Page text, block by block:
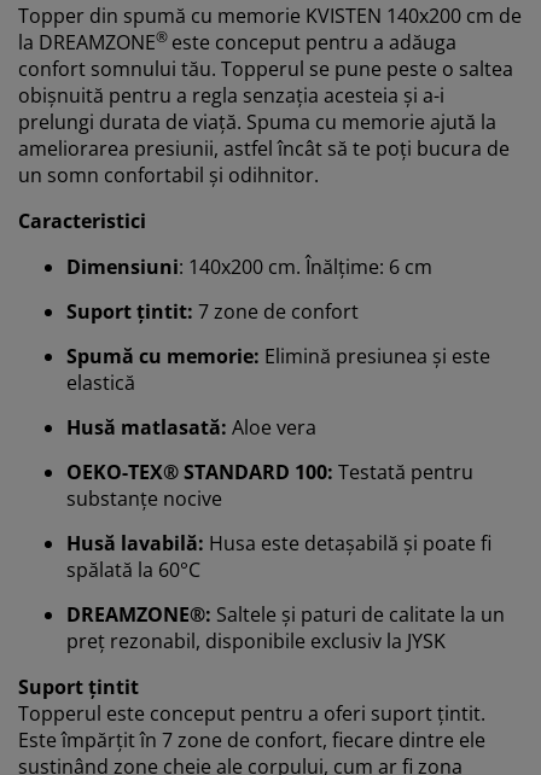
Topper din spumă cu memorie KVISTEN 140x200 cm de
la DREAMZONE® este conceput pentru a adăuga
confort somnului tău. Topperul se pune peste o saltea
obișnuită pentru a regla senzația acesteia și a-i
prelungi durata de viață. Spuma cu memorie ajută la
ameliorarea presiunii, astfel încât să te poți bucura de
un somn confortabil și odihnitor.
Caracteristici
Dimensiuni: 140x200 cm. Înălțime: 6 cm
Suport țintit: 7 zone de confort
Spumă cu memorie: Elimină presiunea și este
elastică
Husă matlasată: Aloe vera
OEKO-TEX® STANDARD 100: Testată pentru
substanțe nocive
Husă lavabilă: Husa este detașabilă și poate fi
spălată la 60°C
DREAMZONE®: Saltele și paturi de calitate la un
preț rezonabil, disponibile exclusiv la JYSK
Suport țintit
Topperul este conceput pentru a oferi suport țintit.
Este împărțit în 7 zone de confort, fiecare dintre ele
susținând zone cheie ale corpului, cum ar fi zona
Vă personalizăm experiența
La JYSK folosim cookie-uri și identificatori mobili pentru
a vă asigura o experiență plăcută atunci când vizitați
site-ul nostru web. Cookie-urile colectează informații
statisticile și setările relevante de marketing.
Când acceptați cookie-urile de marketing, vom partaja
datele dvs. de navigare cu partenerii de marketing (de
personalizate și statice. Puteți citi mai multe despre
scopuri în secțiunea „Modificare” și puteți alege să vă
retrageți consimțământul dând clic pe pictograma
cookie. Dând clic pe „Acceptați tot”, sunteți de acord cu
toate cele trei scopuri. Citiți mai multe despre
colectarea și prelucrarea datelor cu caracter personal
și desprepolitica noastră privind cookie-urile